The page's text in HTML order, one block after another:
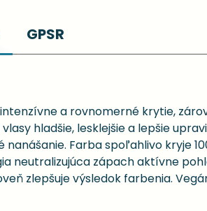
GPSR
a rovnomerné krytie,
hladšie, lesklejšie a lepšie
Farba spoľahlivo kryje
neutralizujúca zápach aktívne
zlepšuje výsledok farbenia.